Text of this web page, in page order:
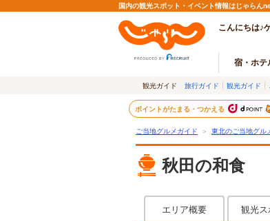
国内の観光スポット・イベント情報はじゃら
こんにちは♪
宿・ホテ
観光ガイド 旅行ガイド 観光ガイド
ポイントがたまる・つかえる
ご当地グルメガイド ＞ 東北のご当地グル
秋田の和食
エリア概要 観光ス